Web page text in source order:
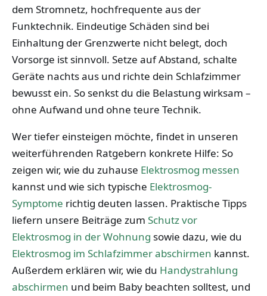
dem Stromnetz, hochfrequente aus der
Funktechnik. Eindeutige Schäden sind bei
Einhaltung der Grenzwerte nicht belegt, doch
Vorsorge ist sinnvoll. Setze auf Abstand, schalte
Geräte nachts aus und richte dein Schlafzimmer
bewusst ein. So senkst du die Belastung wirksam –
ohne Aufwand und ohne teure Technik.
Wer tiefer einsteigen möchte, findet in unseren
weiterführenden Ratgebern konkrete Hilfe: So
zeigen wir, wie du zuhause Elektrosmog messen
kannst und wie sich typische Elektrosmog-
Symptome richtig deuten lassen. Praktische Tipps
liefern unsere Beiträge zum Schutz vor
Elektrosmog in der Wohnung sowie dazu, wie du
Elektrosmog im Schlafzimmer abschirmen kannst.
Außerdem erklären wir, wie du Handystrahlung
abschirmen und beim Baby beachten solltest, und